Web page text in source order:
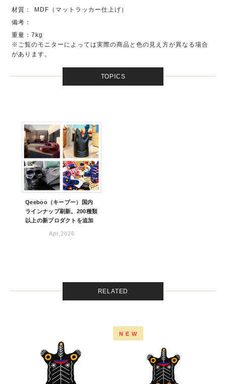
材質：
MDF（マットラッカー仕上げ）
備考：
重量：7kg
※ご覧のモニターによっては実際の商品と色の見え方が異なる場合
があります。
TOPICS
Qeeboo（キーブー）国内
ラインナップ刷新。200種類
以上の新プロダクトを追加
Apr,2026
RELATED
NEW